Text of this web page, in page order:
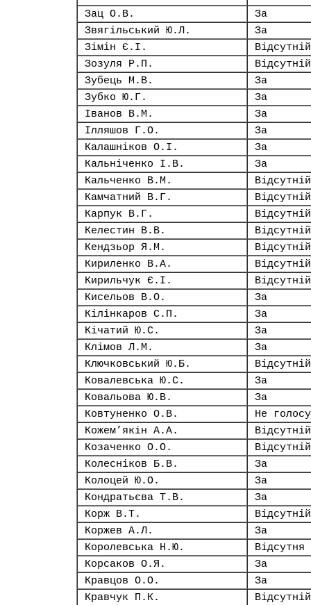
Зац О.В.
За
Звягільський Ю.Л.
За
Зімін Є.І.
Відсутній
Зозуля Р.П.
Відсутній
Зубець М.В.
За
Зубко Ю.Г.
За
Іванов В.М.
За
Ілляшов Г.О.
За
Калашніков О.І.
За
Кальніченко І.В.
За
Кальченко В.М.
Відсутній
Камчатний В.Г.
Відсутній
Карпук В.Г.
Відсутній
Келестин В.В.
Відсутній
Кендзьор Я.М.
Відсутній
Кириленко В.А.
Відсутній
Кирильчук Є.І.
Відсутній
Кисельов В.О.
За
Кілінкаров С.П.
За
Кічатий Ю.С.
За
Клімов Л.М.
За
Ключковський Ю.Б.
Відсутній
Ковалевська Ю.С.
За
Ковальова Ю.В.
За
Ковтуненко О.В.
Не
Кожем’якін А.А.
Відсутній
Козаченко О.О.
Відсутній
Колесніков Б.В.
За
Колоцей Ю.О.
За
Кондратьєва Т.В.
За
Корж В.Т.
Відсутній
Коржев А.Л.
За
Королевська Н.Ю.
Відсутня
Корсаков О.Я.
За
Кравцов О.О.
За
Кравчук П.К.
Відсутній